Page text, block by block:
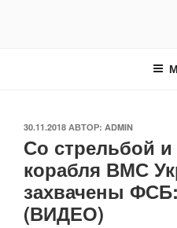
ОПУБЛИКОВАНО
30.11.2018 АВТОР: ADMIN
Со стрельбой
корабля ВМС
захвачены
(ВИДЕО)